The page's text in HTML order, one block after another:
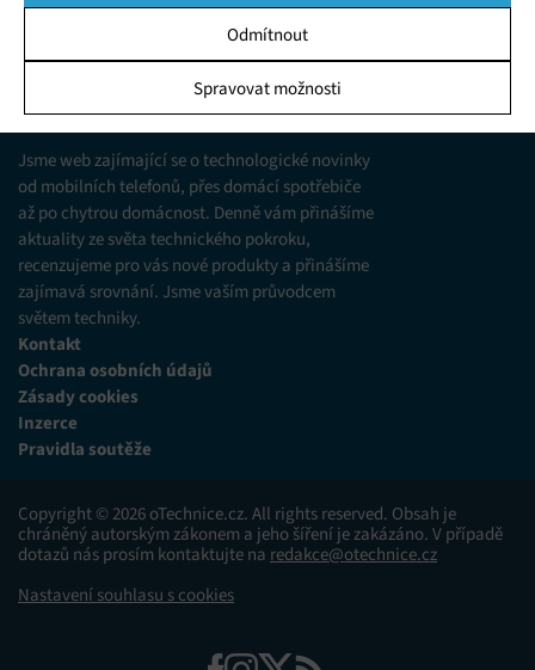
Spravovat souhlas ve spodní části obrazovky.
Ukládání a/nebo přístup k informacím v zařízení, Porozumění
publiku prostřednictvím statistik nebo kombinací údajů z
různých zdrojů.
Marketing
Ukládání a/nebo přístup k informacím v zařízení, Použití
omezených údajů k výběru reklam, Vytváření profilů pro
personalizovanou reklamu, Používání profilů k výběru
personalizované reklamy, Vytváření profilů pro
personalizovaný obsah, Používání profilů pro výběr
personalizovaného obsahu, Použití omezených údajů k výběru
obsahu.
Funkce
zařízení na základě automaticky přenášených
informací.
Zajištění bezpečnosti, předcházení a zjišťování
voleb ochrany osobních údajů.
Odmítnout
Spravovat možnosti
Jsme web zajímající se o technologické novinky
od mobilních telefonů, přes domácí spotřebiče
až po chytrou domácnost. Denně vám přinášíme
aktuality ze světa technického pokroku,
recenzujeme pro vás nové produkty a přinášíme
zajímavá srovnání. Jsme vaším průvodcem
světem techniky.
Kontakt
Ochrana osobních údajů
Zásady cookies
Inzerce
Pravidla soutěže
Copyright © 2026 oTechnice.cz. All rights reserved. Obsah je
chráněný autorským zákonem a jeho šíření je zakázáno. V případě
dotazů nás prosím kontaktujte na redakce@otechnice.cz
Nastavení souhlasu s cookies